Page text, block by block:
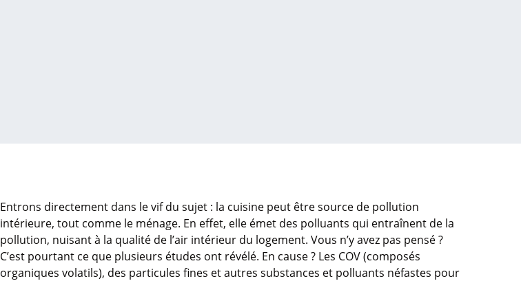
Entrons directement dans le vif du sujet : la cuisine peut être source de pollution
intérieure, tout comme le ménage. En effet, elle émet des polluants qui entraînent de la
pollution, nuisant à la qualité de l’air intérieur du logement. Vous n’y avez pas pensé ?
C’est pourtant ce que plusieurs études ont révélé. En cause ? Les COV (composés
organiques volatils), des particules fines et autres substances et polluants néfastes pour